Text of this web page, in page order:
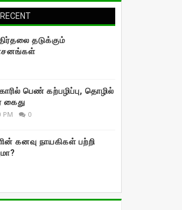
RECENT
தடுக்கும்
பெண் கற்பழிப்பு, தொழில்
கைது
PM 0
கனவு நாயகிகள் பற்றி